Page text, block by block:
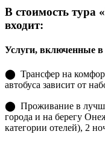
В стоимость тура
входит:
Услуги, включенные в
⬤ Трансфер на
автобуса зависит от
⬤ Проживание в
города и на берегу
категории отелей), 2